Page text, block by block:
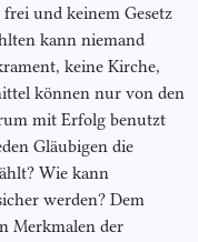
und keinem Gesetz
kann niemand
keine Kirche,
können nur von den
mit Erfolg benutzt
Gläubigen die
Wie kann
werden? Dem
Merkmalen der